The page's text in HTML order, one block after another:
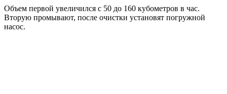
Объем первой увеличился с 50 до 160 кубометров в час.
Вторую промывают, после очистки установят погружной
насос.